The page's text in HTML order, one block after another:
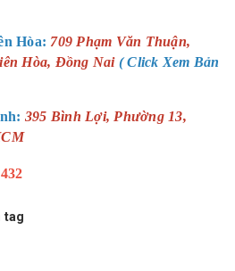
Hòa: 709 Phạm Văn Thuận,
Hòa, Đồng Nai ( Click Xem Bản
395 Bình Lợi, Phường 13,
tag